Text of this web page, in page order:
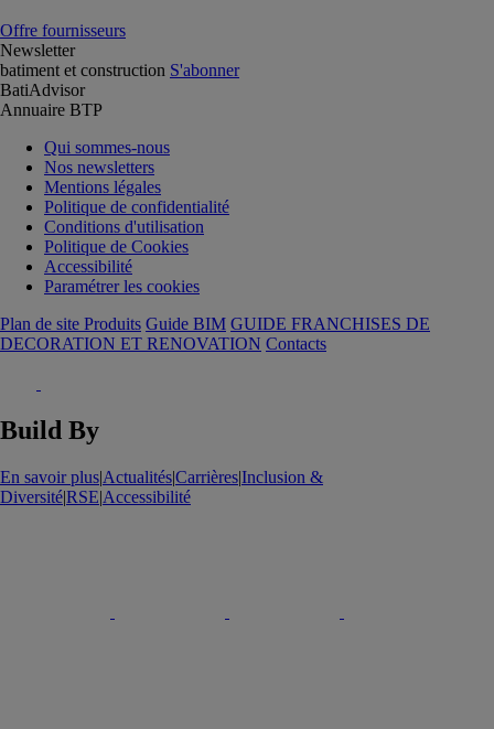
Offre fournisseurs
Newsletter
batiment et construction S'abonner
BatiAdvisor
Annuaire BTP
Qui sommes-nous
Nos newsletters
Mentions légales
Politique de confidentialité
Conditions d'utilisation
Politique de Cookies
Accessibilité
Paramétrer les cookies
Plan de site Produits Guide BIM GUIDE FRANCHISES DE
DECORATION ET RENOVATION Contacts
Build By
En savoir plus|Actualités|Carrières|Inclusion &
Diversité|RSE|Accessibilité